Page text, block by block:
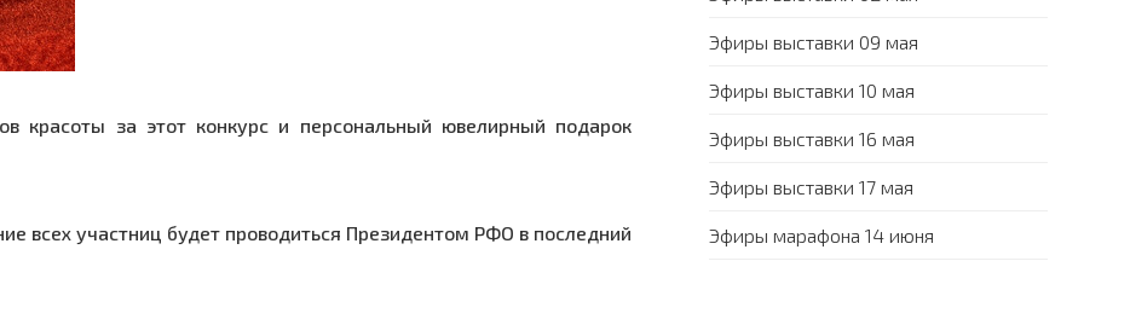
красоты за этот конкурс и персональный ювелирный подарок
всех участниц будет проводиться Президентом РФО в последний
Эфиры выставки 09 мая
Эфиры выставки 10 мая
Эфиры выставки 16 мая
Эфиры выставки 17 мая
Эфиры марафона 14 июня